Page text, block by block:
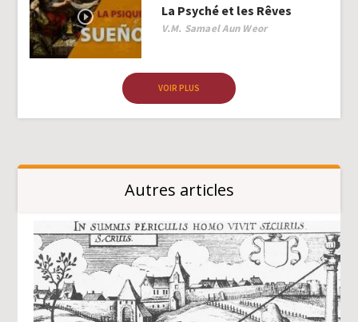
La Psyché et les Rêves
Author
V.M. Samael Aun Weor
VOIR PLUS
Autres articles